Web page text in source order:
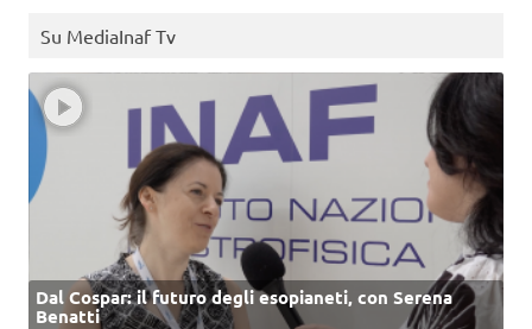
Su MediaInaf Tv
Dal Cospar: il futuro degli esopianeti, con Serena
Benatti